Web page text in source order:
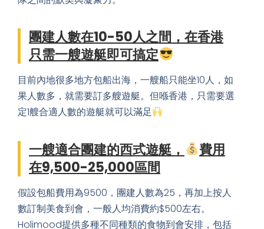
隊之間的默契與凝聚力。
團建人數在10-50人之間，在香港
只需一艘遊艇即可搞定
目前內地很多地方包船出海，一艘船只能坐10人，如
定1艘合適人數的遊艇就可以滿足
一艘適合團建的西式遊艇，
在9,500-25,000區間
假設包船費用為9500，團建人數為25，再加上按人